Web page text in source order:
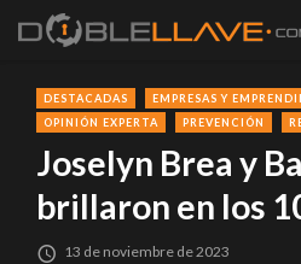
DESTACADAS
EMPRESAS Y
OPINIÓN EXPERTA
PREVENCIÓN
Joselyn Brea y
brillaron en los
13 de noviembre de 2023